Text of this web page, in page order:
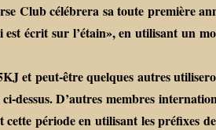
Club célébrera sa toute première
écrit sur l’étain», en utilisant un
et peut-être quelques autres
dessus. D’autres membres
cette période en utilisant les préfixes